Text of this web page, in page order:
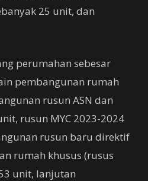
25 unit, dan
perumahan sebesar
pembangunan rumah
rusun ASN dan
rusun MYC 2023-2024
rusun baru direktif
rumah khusus (rusus
unit, lanjutan